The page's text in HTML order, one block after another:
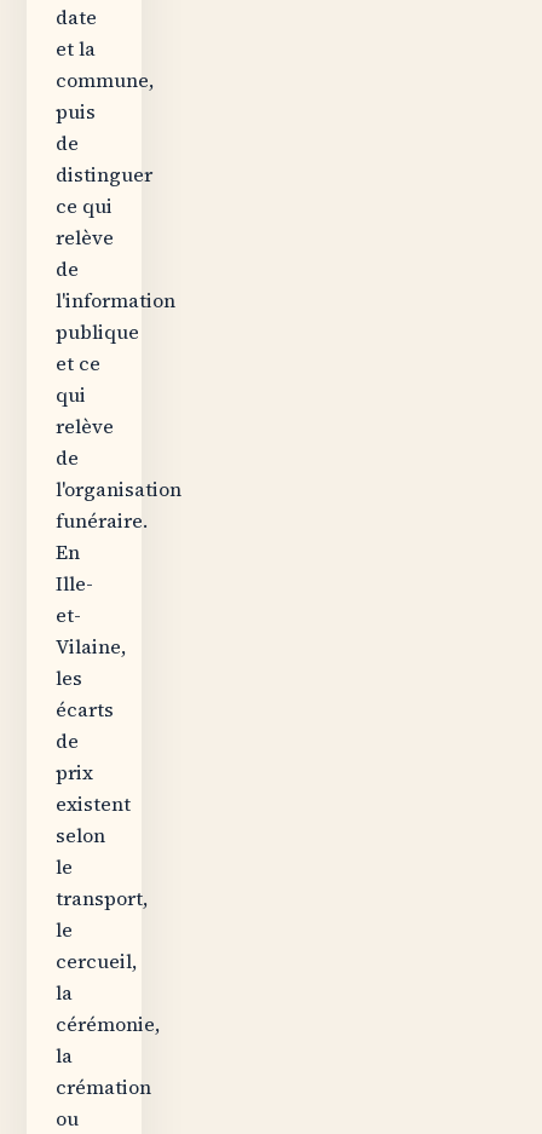
date
et la
commune,
puis
de
distinguer
ce qui
relève
de
l'information
publique
et ce
qui
relève
de
l'organisation
funéraire.
En
Ille-
et-
Vilaine,
les
écarts
de
prix
existent
selon
le
transport,
le
cercueil,
la
cérémonie,
la
crémation
ou